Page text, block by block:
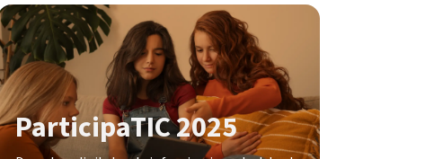
ParticipaTIC 2025